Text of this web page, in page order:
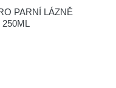
PARNÍ LÁZNĚ
250ML